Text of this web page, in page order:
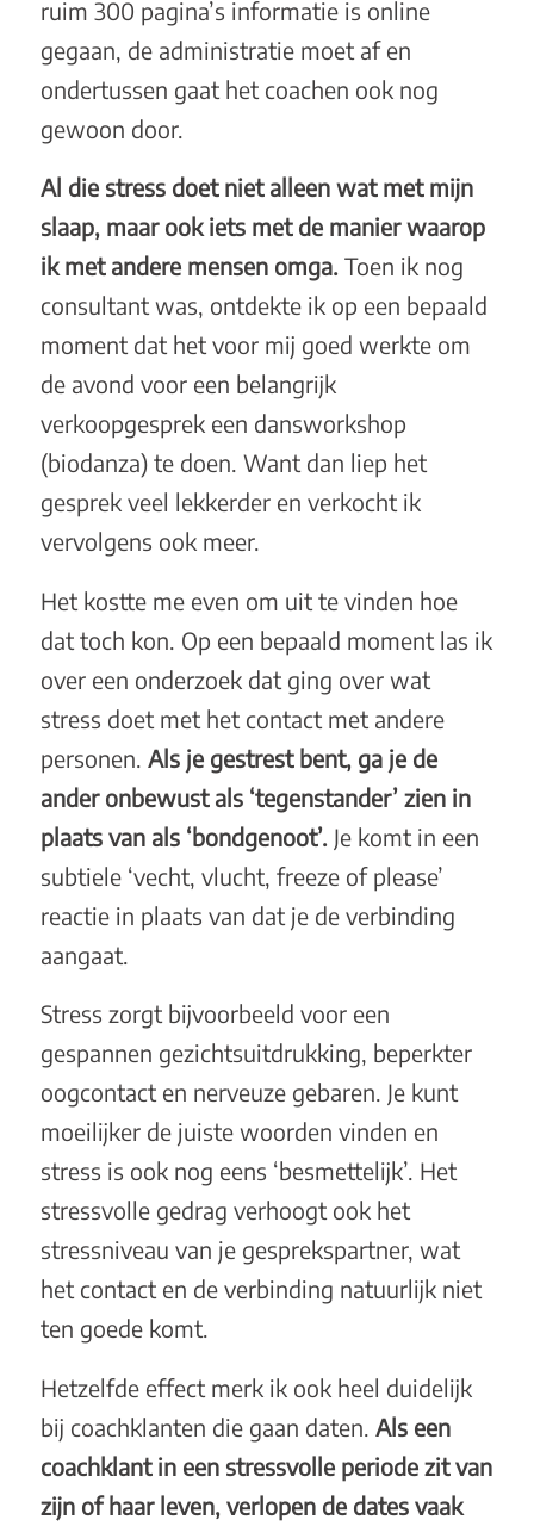
ruim 300 pagina’s informatie is online
gegaan, de administratie moet af en
ondertussen gaat het coachen ook nog
gewoon door.
Al die stress doet niet alleen wat met mijn
slaap, maar ook iets met de manier waarop
ik met andere mensen omga.Toen ik nog
consultant was, ontdekte ik op een bepaald
moment dat het voor mij goed werkte om
de avond voor een belangrijk
verkoopgesprek een dansworkshop
(biodanza) te doen. Want dan liep het
gesprek veel lekkerder en verkocht ik
vervolgens ook meer.
Het kostte me even om uit te vinden hoe
dat toch kon. Op een bepaald moment las ik
over een onderzoek dat ging over wat
stress doet met het contact met andere
personen. Als je gestrest bent, ga je de
ander onbewust als ‘tegenstander’ zien in
plaats van als ‘bondgenoot’. Je komt in een
subtiele ‘vecht, vlucht, freeze of please’
reactie in plaats van dat je de verbinding
aangaat.
Stress zorgt bijvoorbeeld voor een
gespannen gezichtsuitdrukking, beperkter
oogcontact en nerveuze gebaren. Je kunt
moeilijker de juiste woorden vinden en
stress is ook nog eens ‘besmettelijk’. Het
stressvolle gedrag verhoogt ook het
stressniveau van je gesprekspartner, wat
het contact en de verbinding natuurlijk niet
ten goede komt.
Hetzelfde effect merk ik ook heel duidelijk
bij coachklanten die gaan daten. Als een
coachklant in een stressvolle periode zit van
zijn of haar leven, verlopen de dates vaak